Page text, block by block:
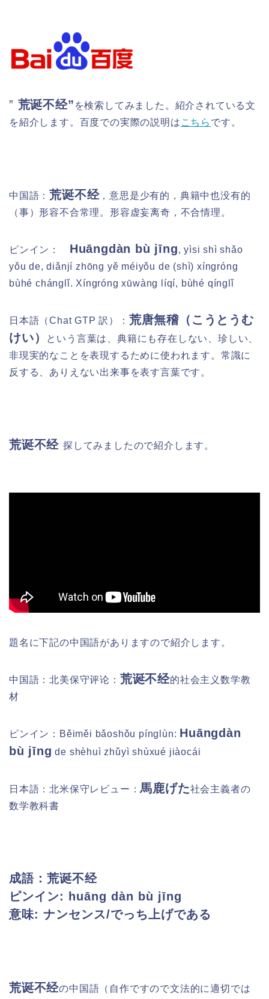
” 荒诞不经” を検索してみました。紹介されている文
を紹介します。百度での実際の説明は こちら です。
中国語： 荒诞不经，意思是少有的，典籍中也没有的
（事）形容不合常理。形容虚妄离奇，不合情理。
ピンイン： Huāngdàn bù jīng, yìsi shì shǎo
yǒu de, diǎnjí zhōng yě méiyǒu de (shì) xíngróng
bùhé chánglǐ. Xíngróng xūwàng líqí, bùhé qínglǐ
日本語（Chat GTP 訳）： 荒唐無稽（こうとうむ
けい）
という言葉は、典籍にも存在しない、珍しい、
非現実的なことを表現するために使われます。常識に
反する、ありえない出来事を表す言葉です。
荒诞不经 探してみましたので紹介します。
題名に下記の中国語がありますので紹介します。
中国語：北美保守评论： 荒诞不经的社会主义数学教
材
ピンイン： Běiměi bǎoshǒu pínglùn: Huāngdàn
bù jīng de shèhuì zhǔyì shùxué jiàocái
日本語：北米保守レビュー：馬鹿げた社会主義者の
数学教科書
成語：荒诞不经
ピンイン: huāng dàn bù jīng
意味: ナンセンス/でっち上げである
荒诞不经の中国語 （ 自作ですので文法的に適切では